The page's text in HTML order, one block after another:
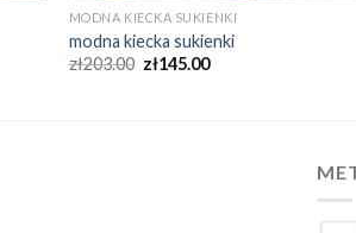
MODNA KIECKA SUKIENKI
modna kiecka sukienki
zł203.00 zł145.00